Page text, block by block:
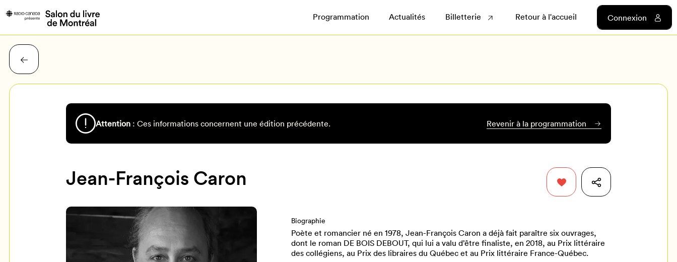
Programmation Actualités Billetterie Retour à l'accueil Connexion
Attention : Ces informations concernent une édition précédente. Revenir à la programmation
Jean-François Caron
Biographie
Poète et romancier né en 1978, Jean-François Caron a déjà fait paraître six ouvrages,
dont le roman DE BOIS DEBOUT, qui lui a valu d’être finaliste, en 2018, au Prix littéraire
des collégiens, au Prix des libraires du Québec et au Prix littéraire France-Québec.